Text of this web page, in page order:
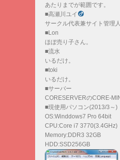
あたりまでが範囲です。
■高瀬川ユイ
サークル代表兼サイト管理
■Lon
ほぼ売り子さん。
■流水
いるだけ。
■toki
いるだけ。
■サーバー
CORESERVERのCORE-
■現使用パソコン(2013/3～)
OS:Winddows7 Pro 64bit
CPU:Core i7 3770(3.4GHz)
Memory:DDR3 32GB
HDD:SSD256GB